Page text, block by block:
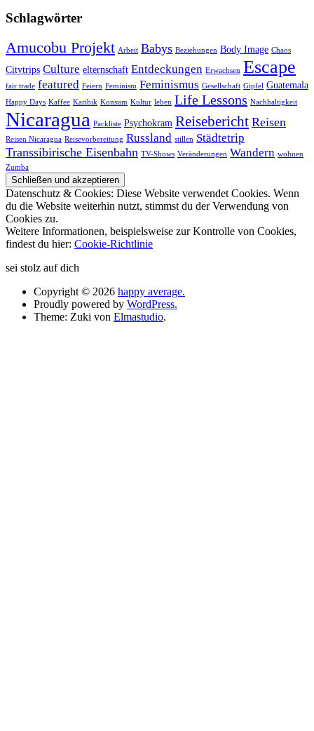
Schlagwörter
Amucobu Projekt Arbeit Babys Beziehungen Body Image Chaos
Citytrips Culture elternschaft Entdeckungen Erwachsen Escape
fair trade featured Feiern Feminism Feminismus Gesellschaft Gipfel Guatemala
Happy Days Kaffee Karibik Konsum Kultur leben Life Lessons Nachhaltigkeit
Nicaragua Packliste Psychokram Reisebericht Reisen
Reisen Nicaragua Reisevorbereitung Russland stillen Städtetrip
Transsibirische Eisenbahn TV-Shows Veränderungen Wandern wohnen
Zumba
Datenschutz & Cookies: Diese Website verwendet Cookies. Wenn
du die Website weiterhin nutzt, stimmst du der Verwendung von
Cookies zu.
Weitere Informationen, beispielsweise zur Kontrolle von Cookies,
findest du hier: Cookie-Richtlinie
sei stolz auf dich
Copyright © 2026 happy average.
Proudly powered by WordPress.
Theme: Zuki von Elmastudio.